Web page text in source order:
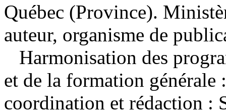
Québec (Province).
auteur, organisme de
Harmonisation des
et de la formation
coordination et rédaction :